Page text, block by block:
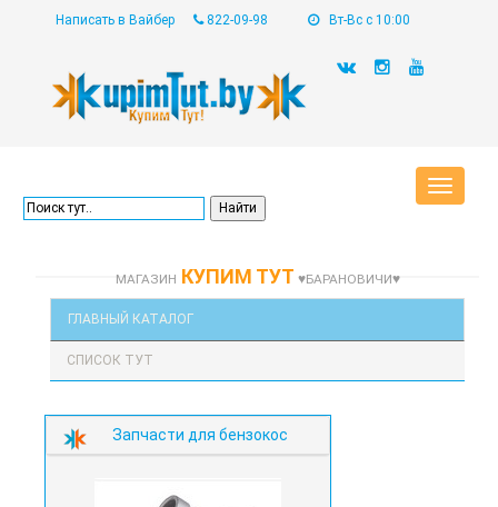
Написать в Вайбер 822-09-98 Вт-Вс с 10:00
Toggle
МАГАЗИН КУПИМ ТУТ ♥БАРАНОВИЧИ♥
ГЛАВНЫЙ КАТАЛОГ
СПИСОК ТУТ
Запчасти для бензокос